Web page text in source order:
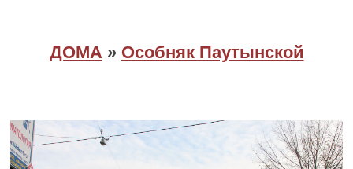
ДОМА » Особняк Паутынской